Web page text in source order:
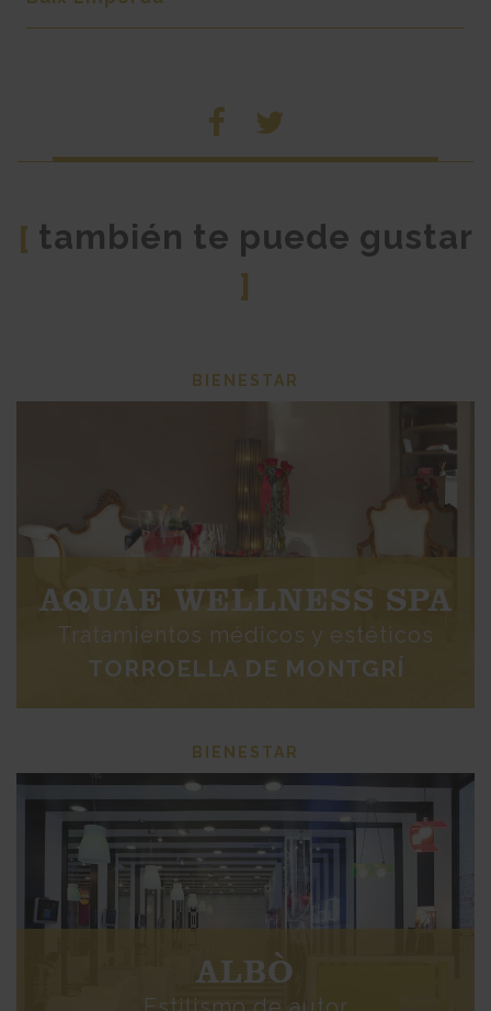
[ también te puede gustar
]
BIENESTAR
AQUAE WELLNESS SPA
Tratamientos médicos y estéticos
TORROELLA DE MONTGRÍ
BIENESTAR
ALBÒ